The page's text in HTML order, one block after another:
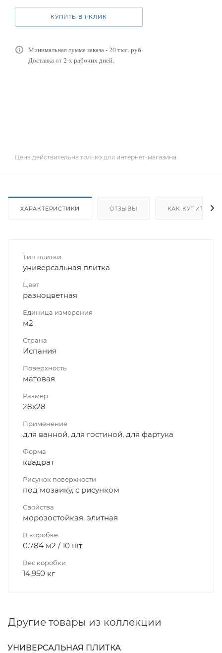
КУПИТЬ В 1 КЛИК
Минимальная сумма заказа - 20 тыс. руб.
Доставка от 2-х рабочих дней.
Цена действительна только для интернет-магазина.
ХАРАКТЕРИСТИКИ ОТЗЫВЫ КАК КУПИТЬ
Тип плитки
универсальная плитка
Цвет
разноцветная
Единица измерения
м2
Страна
Испания
Поверхность
матовая
Размер
28x28
Применение
для ванной, для гостиной, для фартука
Форма
квадрат
Рисунок поверхности
под мозаику, с рисунком
Свойства
морозостойкая, элитная
В коробке
0.784 м2 / 10 шт
Вес коробки
14,950 кг
Другие товары из коллекции
УНИВЕРСАЛЬНАЯ ПЛИТКА